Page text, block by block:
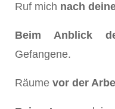
Ruf mich nach
Beim Anblick
Gefangene.
Räume vor der